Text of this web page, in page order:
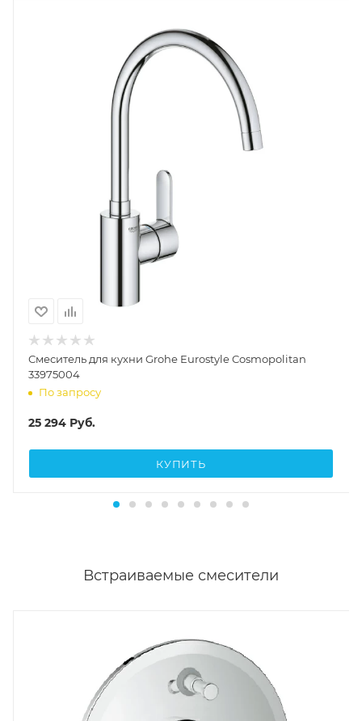
Смеситель для кухни Grohe Eurostyle Cosmopolitan
33975004
По запросу
25 294 Руб.
КУПИТЬ
Встраиваемые смесители